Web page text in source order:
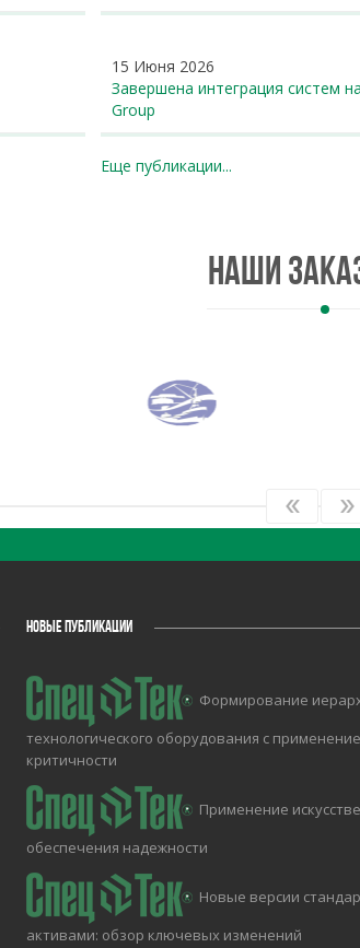
15 Июня 2026
Завершена интеграция систем
Group
Еще публикации...
Наши
НОВЫЕ ПУБЛИКАЦИИ
Формирование
технологического оборудования с
критичности
Применение
обеспечения надежности
Новые версии
активами: обзор ключевых изменений